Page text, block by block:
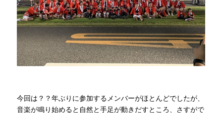
今回は？？年ぶりに参加するメンバーがほとんどでしたが、
音楽が鳴り始めると自然と手足が動きだすところ、さすがで